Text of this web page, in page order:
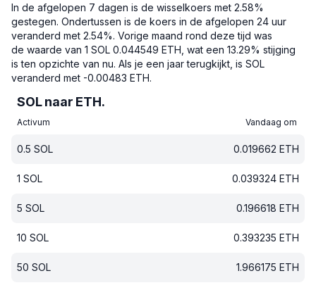
In de afgelopen 7 dagen is de wisselkoers met 2.58%
gestegen. Ondertussen is de koers in de afgelopen 24 uur
veranderd met 2.54%. Vorige maand rond deze tijd was
de waarde van 1 SOL 0.044549 ETH, wat een 13.29% stijging
is ten opzichte van nu. Als je een jaar terugkijkt, is SOL
veranderd met -0.00483 ETH.
SOL naar ETH.
Activum Vandaag om
0.5 SOL 0.019662 ETH
1 SOL 0.039324 ETH
5 SOL 0.196618 ETH
10 SOL 0.393235 ETH
50 SOL 1.966175 ETH